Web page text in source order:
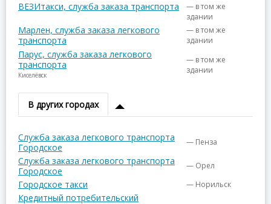
ВЕЗИтакси, служба заказа транспорта
— в том же
здании
Марлен, служба заказа легкового
транспорта
— в том же
здании
Парус, служба заказа легкового
транспорта
Киселёвск
— в том же
здании
В других городах
Служба заказа легкового транспорта
Городское
— Пенза
Служба заказа легкового транспорта
Городское
— Орел
Городское такси — Норильск
Кредитный потребительский